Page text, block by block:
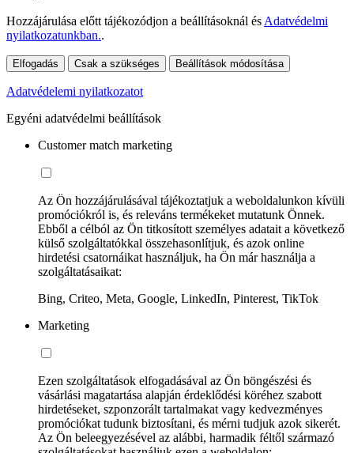
Hozzájárulása előtt tájékozódjon a beállításoknál és Adatvédelmi
nyilatkozatunkban..
Elfogadás Csak a szükséges Beállítások módosítása
Adatvédelemi nyilatkozatot
Egyéni adatvédelmi beállítások
Customer match marketing
Az Ön hozzájárulásával tájékoztatjuk a weboldalunkon kívüli
promóciókról is, és releváns termékeket mutatunk Önnek.
Ebből a célból az Ön titkosított személyes adatait a következő
külső szolgáltatókkal összehasonlítjuk, és azok online
hirdetési csatornáikat használjuk, ha Ön már használja a
szolgáltatásaikat:
Bing, Criteo, Meta, Google, LinkedIn, Pinterest, TikTok
Marketing
Ezen szolgáltatások elfogadásával az Ön böngészési és
vásárlási magatartása alapján érdeklődési köréhez szabott
hirdetéseket, szponzorált tartalmakat vagy kedvezményes
promóciókat tudunk biztosítani, és mérni tudjuk azok sikerét.
Az Ön beleegyezésével az alábbi, harmadik féltől származó